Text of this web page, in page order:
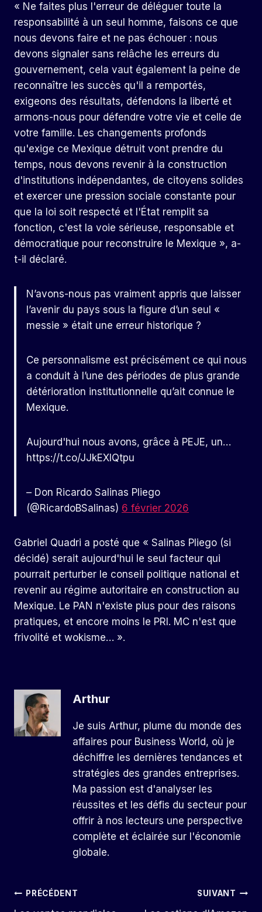
« Ne faites plus l'erreur de déléguer toute la
responsabilité à un seul homme, faisons ce que
nous devons faire et ne pas échouer : nous
devons signaler sans relâche les erreurs du
gouvernement, cela vaut également la peine de
reconnaître les succès qu'il a remportés,
exigeons des résultats, défendons la liberté et
armons-nous pour défendre votre vie et celle de
votre famille. Les changements profonds
qu'exige ce Mexique détruit vont prendre du
temps, nous devons revenir à la construction
d'institutions indépendantes, de citoyens solides
et exercer une pression sociale constante pour
que la loi soit respecté et l'État remplit sa
fonction, c'est la voie sérieuse, responsable et
démocratique pour reconstruire le Mexique », a-
t-il déclaré.
N’avons-nous pas vraiment appris que laisser
l’avenir du pays sous la figure d’un seul «
messie » était une erreur historique ?
Ce personnalisme est précisément ce qui nous
a conduit à l’une des périodes de plus grande
détérioration institutionnelle qu’ait connue le
Mexique.
Aujourd'hui nous avons, grâce à PEJE, un…
https://t.co/JJkEXlQtpu
– Don Ricardo Salinas Pliego
(@RicardoBSalinas) 6 février 2026
Gabriel Quadri a posté que « Salinas Pliego (si
décidé) serait aujourd'hui le seul facteur qui
pourrait perturber le conseil politique national et
revenir au régime autoritaire en construction au
Mexique. Le PAN n'existe plus pour des raisons
pratiques, et encore moins le PRI. MC n'est que
frivolité et wokisme… ».
Arthur
Je suis Arthur, plume du monde des
affaires pour Business World, où je
déchiffre les dernières tendances et
stratégies des grandes entreprises.
Ma passion est d'analyser les
réussites et les défis du secteur pour
offrir à nos lecteurs une perspective
complète et éclairée sur l'économie
globale.
Navigation
PRÉCÉDENT SUIVANT